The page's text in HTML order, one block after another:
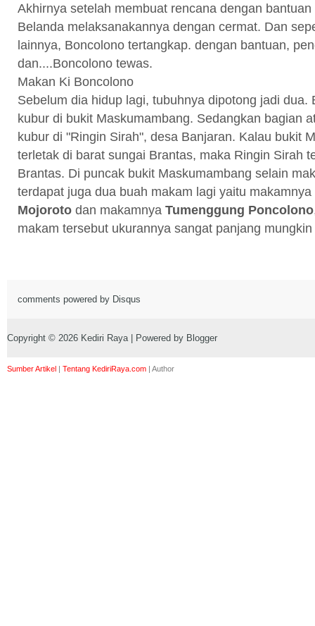
Akhirnya setelah membuat rencana dengan
Belanda melaksanakannya dengan cermat. Dan
lainnya, Boncolono tertangkap. dengan bantuan,
dan....Boncolono tewas.
Makan Ki Boncolono
Sebelum dia hidup lagi, tubuhnya dipotong jadi dua.
kubur di bukit Maskumambang. Sedangkan bagian
kubur di "Ringin Sirah", desa Banjaran. Kalau bukit
terletak di barat sungai Brantas, maka Ringin Sirah
Brantas. Di puncak bukit Maskumambang selain
terdapat juga dua buah makam lagi yaitu makamnya
Mojoroto dan makamnya Tumenggung Poncolono
makam tersebut ukurannya sangat panjang
comments powered by Disqus
Copyright © 2026 Kediri Raya| Powered by Blogger
Sumber Artikel | Tentang KediriRaya.com | Author